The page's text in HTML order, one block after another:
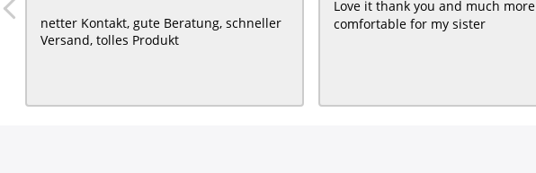
netter Kontakt, gute Beratung, schneller
Versand, tolles Produkt
Love it thank you and much more
comfortable for my sister